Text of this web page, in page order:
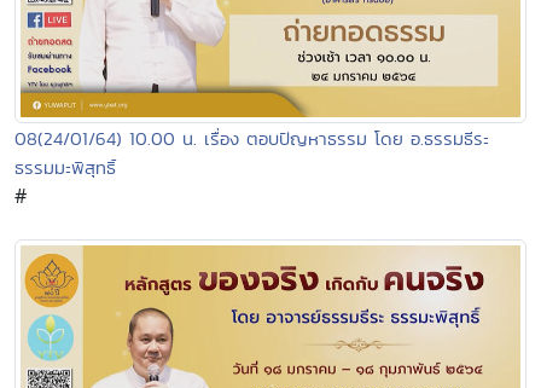
08(24/01/64) 10.00 น. เรื่อง ตอบปัญหาธรรม โดย อ.ธรรมธีระ
ธรรมมะพิสุทธิ์
#